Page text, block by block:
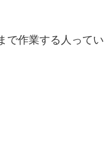
で作業する人ってい